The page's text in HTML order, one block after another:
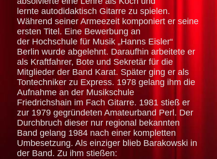
lernte autodidaktisch Gitarre zu spielen.
Während seiner Armeezeit komponiert er seine
ersten Titel. Eine Bewerbung an
der Hochschule für Musik „Hanns Eisler“
Berlin wurde abgelehnt. Daraufhin arbeitete er
als Kraftfahrer, Bote und Sekretär für die
Mitglieder der Band Karat. Später ging er als
Tontechniker zu Express. 1978 gelang ihm die
Aufnahme an der Musikschule
Friedrichshain im Fach Gitarre. 1981 stieß er
zur 1979 gegründeten Amateurband Perl. Der
Durchbruch dieser nur regional bekannten
Band gelang 1984 nach einer kompletten
Umbesetzung. Als einziger blieb Barakowski in
der Band. Zu ihm stießen: